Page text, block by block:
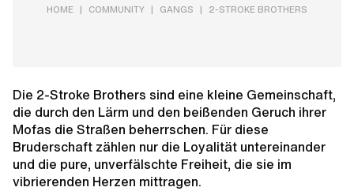
HOME | COMMUNITY | GANGS | 2-STROKE BROTHERS
Die 2-Stroke Brothers sind eine kleine Gemeinschaft,
die durch den Lärm und den beißenden Geruch ihrer
Mofas die Straßen beherrschen. Für diese
Bruderschaft zählen nur die Loyalität untereinander
und die pure, unverfälschte Freiheit, die sie im
vibrierenden Herzen mittragen.